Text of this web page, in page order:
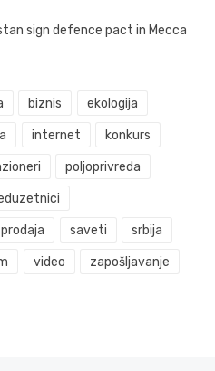
sign defence pact in Mecca
biznis ekologija
internet konkurs
poljoprivreda
prodaja saveti srbija
video zapošljavanje